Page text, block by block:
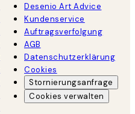
Desenio Art Advice
Kundenservice
Auftragsverfolgung
AGB
Datenschutzerklärung
Cookies
Stornierungsanfrage
Cookies verwalten